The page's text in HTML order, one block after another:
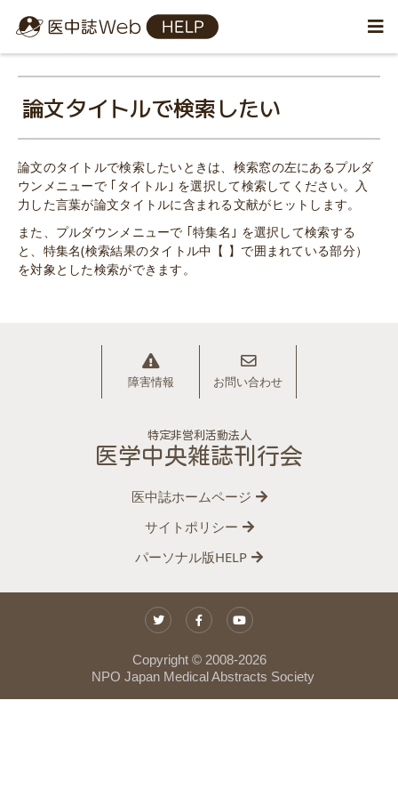
論文タイトルで検索したい
論文のタイトルで検索したいときは、検索窓の左にあるプルダ
ウンメニューで ｢タイトル｣ を選択して検索してください。入
力した言葉が論文タイトルに含まれる文献がヒットします。
また、プルダウンメニューで ｢特集名｣ を選択して検索する
と、特集名(検索結果のタイトル中【 】で囲まれている部分）
を対象とした検索ができます。
障害情報 お問い合わせ
特定非営利活動法人
医学中央雑誌刊行会
医中誌ホームページ
サイトポリシー
パーソナル版HELP
Copyright © 2008-2026
NPO Japan Medical Abstracts Society